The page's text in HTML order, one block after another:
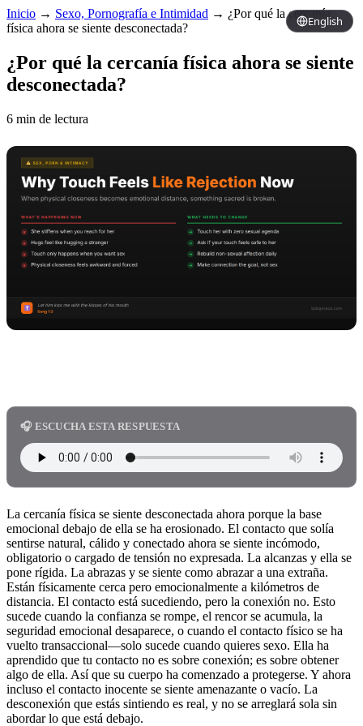
English
Inicio → Sexo, Pornografía e Intimidad → ¿Por qué la cercanía
física ahora se siente desconectada?
¿Por qué la cercanía física ahora se siente
desconectada?
6 min de lectura
🎧 ESCUCHA ESTA RESPUESTA
La cercanía física se siente desconectada ahora porque la base
emocional debajo de ella se ha erosionado. El contacto que solía
sentirse natural, cálido y conectado ahora se siente incómodo,
obligatorio o cargado de tensión no expresada. La alcanzas y ella se
pone rígida. La abrazas y se siente como abrazar a una extraña.
Están físicamente cerca pero emocionalmente a kilómetros de
distancia. El contacto está sucediendo, pero la conexión no. Esto
sucede cuando la confianza se rompe, el rencor se acumula, la
seguridad emocional desaparece, o cuando el contacto físico se ha
vuelto transaccional—solo sucede cuando quieres sexo. Ella ha
aprendido que tu contacto no es sobre conexión; es sobre obtener
algo de ella. Así que su cuerpo ha comenzado a protegerse. Y ahora
incluso el contacto inocente se siente amenazante o vacío. La
desconexión que estás sintiendo es real, y no se arreglará sola sin
abordar lo que está debajo.